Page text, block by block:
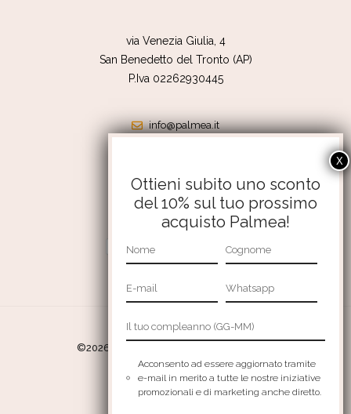
via Venezia Giulia, 4
San Benedetto del Tronto (AP)
P.Iva 02262930445
info@palmea.it
Termini e condizioni
Resi e rimborsi
Privacy Policy
Cookie Policy
©2026 Palmea srl – All Rights Reserved
Credits:Aries comunica
Ottieni subito uno sconto
del 10% sul tuo prossimo
acquisto Palmea!
Acconsento ad essere aggiornato tramite
e-mail in merito a tutte le nostre iniziative
promozionali e di marketing anche diretto.